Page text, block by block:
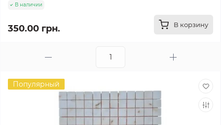
В наличии
350.00 грн. В корзину
Популярный